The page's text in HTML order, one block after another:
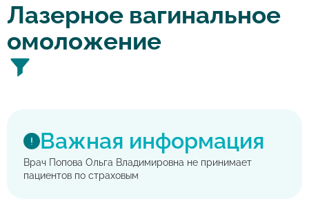
Лазерное вагинальное
омоложение
Важная информация
Врач Попова Ольга Владимировна не принимает
пациентов по страховым